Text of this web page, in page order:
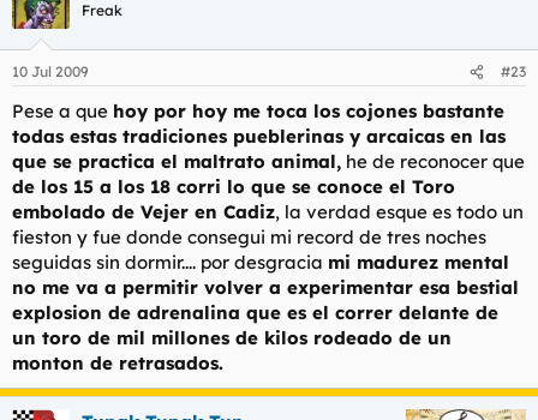
Freak
10 Jul 2009 #23
Pese a que hoy por hoy me toca los cojones bastante
todas estas tradiciones pueblerinas y arcaicas en las
que se practica el maltrato animal, he de reconocer que
de los 15 a los 18 corri lo que se conoce el Toro
embolado de Vejer en Cadiz, la verdad esque es todo un
fieston y fue donde consegui mi record de tres noches
seguidas sin dormir.... por desgracia mi madurez mental
no me va a permitir volver a experimentar esa bestial
explosion de adrenalina que es el correr delante de
un toro de mil millones de kilos rodeado de un
monton de retrasados.